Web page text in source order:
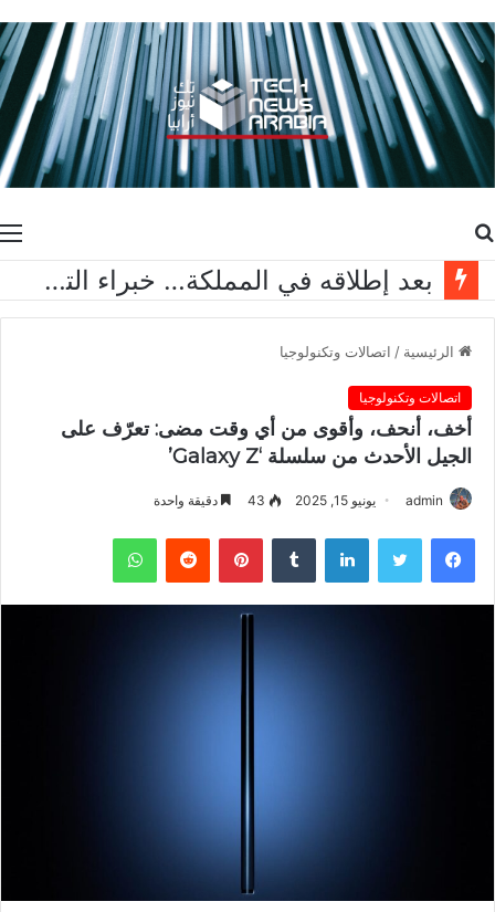
عن
بعد إطلاقه في المملكة… خبراء التقنية ورواد مجتمع الألعاب يشاركون انطباعاتهم حول TECNO POVA 8 Pro 5G
الرئيسية / اتصالات وتكنولوجيا
اتصالات وتكنولوجيا
أخف، أنحف، وأقوى من أي وقت مضى: تعرّف على
الجيل الأحدث من سلسلة ‘Galaxy Z’
admin يونيو 15, 2025 43 دقيقة واحدة
فيسبوك تويتر لينكدإن بينتيريست واتساب